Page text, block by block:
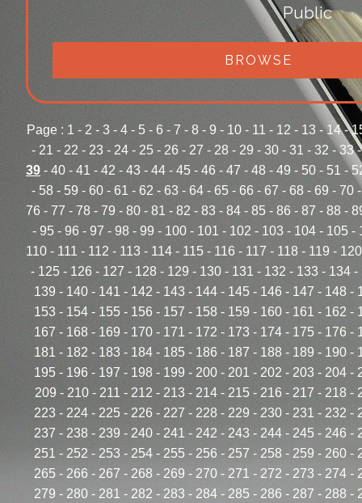
Public
BROWSE
Page : 1 - 2 - 3- 4- 5- 6 - 7 - 8- 9 - 10- 11 - 12 - 13 -14-
- 21 - 22 - 23- 24- 25- 26- 27 - 28- 29 - 30- 31 - 32 -33
39 - 40 - 41 - 42 - 43 - 44 - 45 - 46 - 47 - 48 - 49 - 50 - 51 -
- 58- 59 - 60- 61 - 62 - 63- 64- 65- 66 - 67 - 68 - 69 - 70
76 - 77 - 78 - 79 - 80 - 81 - 82 - 83 - 84 - 85 - 86 - 87 - 88 -
- 95 - 96 - 97 - 98 - 99 - 100 - 101 - 102 - 103 - 104 - 105 -
110 - 111 - 112 - 113 - 114 - 115 - 116 - 117 - 118 - 119 - 120
- 125- 126- 127 - 128- 129 - 130- 131 - 132 - 133- 134-
139 - 140 - 141 - 142 - 143 - 144 - 145 - 146 - 147 - 148 -
153 - 154 - 155 - 156 - 157 - 158 - 159 - 160 - 161 - 162 -
167 - 168 - 169 - 170 - 171 - 172 - 173 - 174 - 175 - 176 -
181 - 182 - 183 - 184 - 185 - 186 - 187 - 188 - 189 - 190 -
195 - 196 - 197 - 198 - 199 - 200 - 201 - 202 - 203 - 204 -
209 - 210- 211 - 212 - 213- 214- 215- 216- 217 - 218 -
223 - 224 - 225 - 226 - 227 - 228 - 229 - 230 - 231 - 232 -
237 - 238 - 239 - 240 - 241 - 242 - 243 - 244 - 245 - 246 -
251 - 252 - 253 - 254 - 255 - 256 - 257 - 258 - 259 - 260 -
265 - 266 - 267 - 268 - 269 - 270 - 271 - 272 - 273 - 274 -
279 - 280 - 281 - 282 - 283 - 284 - 285 - 286 - 287 - 288 -